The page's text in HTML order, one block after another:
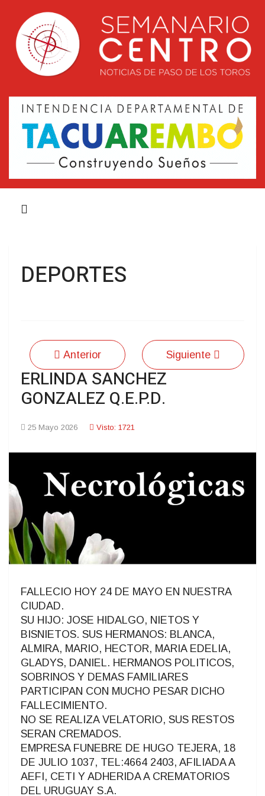
DEPORTES
Anterior Siguiente
ERLINDA SANCHEZ
GONZALEZ Q.E.P.D.
25 Mayo 2026 Visto: 1721
FALLECIO HOY 24 DE MAYO EN NUESTRA
CIUDAD.
SU HIJO: JOSE HIDALGO, NIETOS Y
BISNIETOS. SUS HERMANOS: BLANCA,
ALMIRA, MARIO, HECTOR, MARIA EDELIA,
GLADYS, DANIEL. HERMANOS POLITICOS,
SOBRINOS Y DEMAS FAMILIARES
PARTICIPAN CON MUCHO PESAR DICHO
FALLECIMIENTO.
NO SE REALIZA VELATORIO, SUS RESTOS
SERAN CREMADOS.
EMPRESA FUNEBRE DE HUGO TEJERA, 18
DE JULIO 1037, TEL:4664 2403, AFILIADA A
AEFI, CETI Y ADHERIDA A CREMATORIOS
DEL URUGUAY S.A.